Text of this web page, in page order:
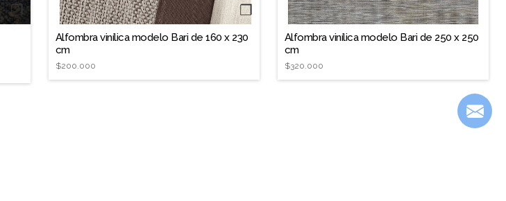
❐ ❐
Alfombra vinílica modelo Bari de 160 x 230
cm
$200.000
Alfombra vinílica modelo Bari de 250 x 250
cm
$320.000